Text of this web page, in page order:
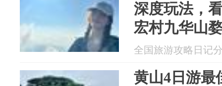
深度玩法，
宏村九华山
全国旅游攻略日记
黄山4日游最